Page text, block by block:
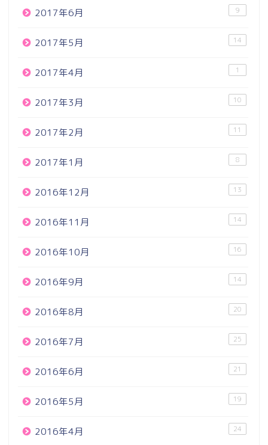
2017年6月 9
2017年5月 14
2017年4月 1
2017年3月 10
2017年2月 11
2017年1月 8
2016年12月 13
2016年11月 14
2016年10月 16
2016年9月 14
2016年8月 20
2016年7月 25
2016年6月 21
2016年5月 19
2016年4月 24